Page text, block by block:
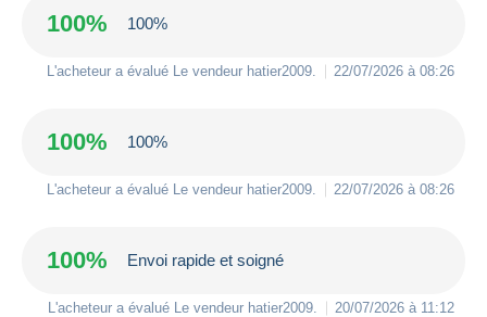
100% 100%
L'acheteur a évalué Le vendeur hatier2009 22/07/2026 à 08:26
100% 100%
L'acheteur a évalué Le vendeur hatier2009 22/07/2026 à 08:26
100% Envoi rapide et soigné
L'acheteur a évalué Le vendeur hatier2009 20/07/2026 à 11:12